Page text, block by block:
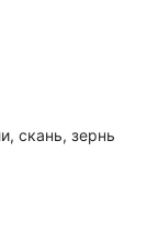
скань, зернь